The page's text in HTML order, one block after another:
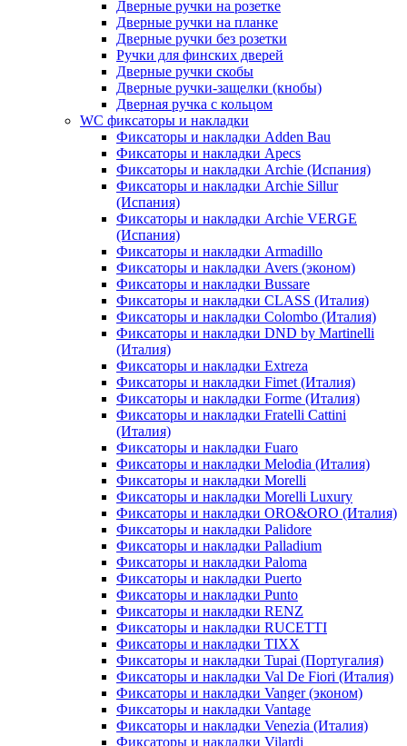
Дверные ручки на розетке
Дверные ручки на планке
Дверные ручки без розетки
Ручки для финских дверей
Дверные ручки скобы
Дверные ручки-защелки (кнобы)
Дверная ручка с кольцом
WC фиксаторы и накладки
Фиксаторы и накладки Adden Bau
Фиксаторы и накладки Apecs
Фиксаторы и накладки Archie (Испания)
Фиксаторы и накладки Archie Sillur
(Испания)
Фиксаторы и накладки Archie VERGE
(Испания)
Фиксаторы и накладки Armadillo
Фиксаторы и накладки Avers (эконом)
Фиксаторы и накладки Bussare
Фиксаторы и накладки CLASS (Италия)
Фиксаторы и накладки Colombo (Италия)
Фиксаторы и накладки DND by Martinelli
(Италия)
Фиксаторы и накладки Extreza
Фиксаторы и накладки Fimet (Италия)
Фиксаторы и накладки Forme (Италия)
Фиксаторы и накладки Fratelli Cattini
(Италия)
Фиксаторы и накладки Fuaro
Фиксаторы и накладки Melodia (Италия)
Фиксаторы и накладки Morelli
Фиксаторы и накладки Morelli Luxury
Фиксаторы и накладки ORO&ORO (Италия)
Фиксаторы и накладки Palidore
Фиксаторы и накладки Palladium
Фиксаторы и накладки Paloma
Фиксаторы и накладки Puerto
Фиксаторы и накладки Punto
Фиксаторы и накладки RENZ
Фиксаторы и накладки RUCETTI
Фиксаторы и накладки TIXX
Фиксаторы и накладки Tupai (Португалия)
Фиксаторы и накладки Val De Fiori (Италия)
Фиксаторы и накладки Vanger (эконом)
Фиксаторы и накладки Vantage
Фиксаторы и накладки Venezia (Италия)
Фиксаторы и накладки Vilardi